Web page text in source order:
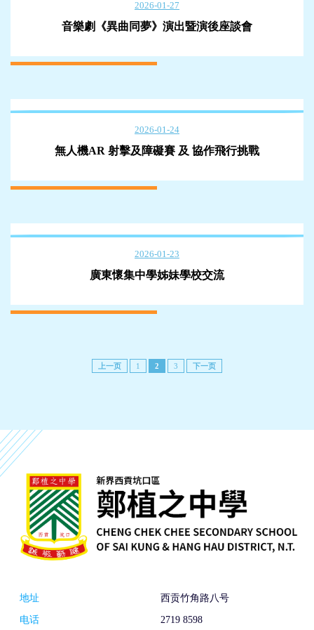
2026-01-27
音樂劇《異曲同夢》演出暨演後座談會
2026-01-24
無人機AR 射擊及障礙賽 及 協作飛行挑戰
2026-01-23
廣東懷集中學姊妹學校交流
上一页 1 2 3 下一页
地址
西贡竹角路八号
电话
2719 8598